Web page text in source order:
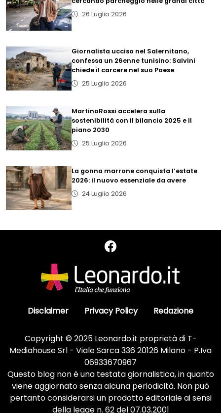
26 Luglio 2026
Giornalista ucciso nel Salernitano,
confessa un 26enne tunisino: Salvini
chiede il carcere nel suo Paese
25 Luglio 2026
MartinoRossi accelera sulla
sostenibilità con il bilancio 2025 e il
piano 2030
25 Luglio 2026
La gonna marrone conquista l’estate
2026: il nuovo essenziale da avere
24 Luglio 2026
Disclaimer Privacy Policy Redazione
Copyright © 2025 Leonardo.it proprietà di T-
Mediahouse Srl - Viale Sarca 336 20126 Milano - P.Iva
06933670967
Questo blog non è una testata giornalistica, in quanto
viene aggiornato senza alcuna periodicità. Non può
pertanto considerarsi un prodotto editoriale ai sensi
della legge n. 62 del 07.03.2001